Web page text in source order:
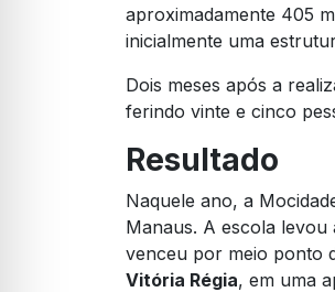
aproximadamente 405
inicialmente uma
Dois meses após a
ferindo vinte e cinco
Resultado
Naquele ano, a
Manaus. A escola levou
venceu por meio ponto
Vitória Régia, em uma